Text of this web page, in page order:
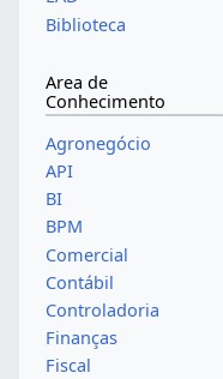
Biblioteca
Area de
Conhecimento
Agronegócio
API
BI
BPM
Comercial
Contábil
Controladoria
Finanças
Fiscal